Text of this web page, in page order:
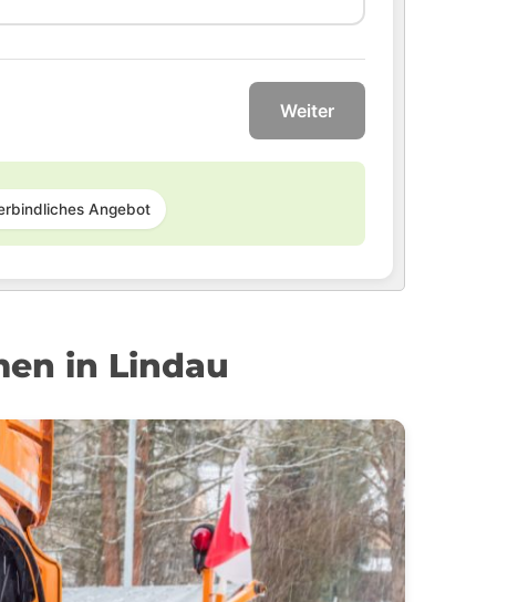
Weiter
Angebot
in Lindau